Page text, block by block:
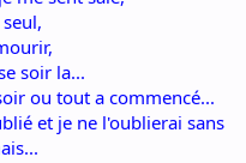
soir la...
ou tout a commencé...
et je ne l'oublierai sans